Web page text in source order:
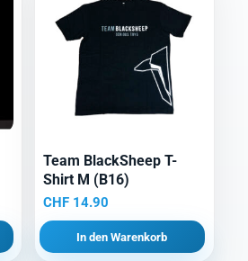
Team BlackSheep T-
Shirt M (B16)
CHF14.90
In den Warenkorb